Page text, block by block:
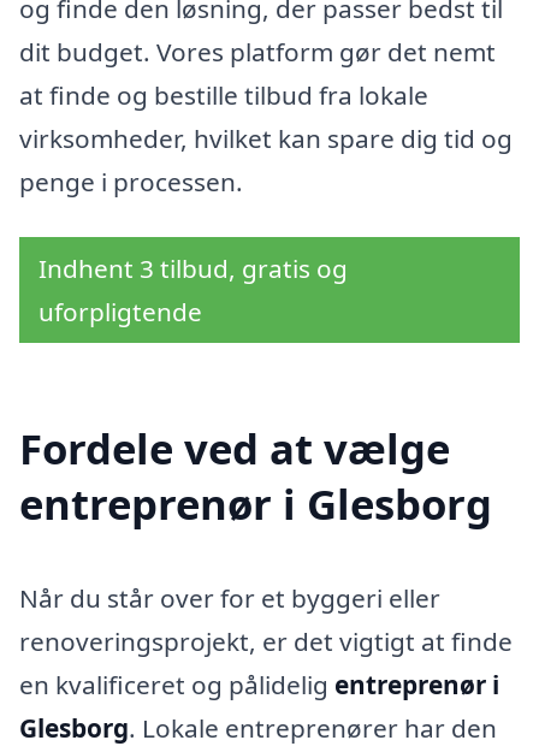
og finde den løsning, der passer bedst til
dit budget. Vores platform gør det nemt
at finde og bestille tilbud fra lokale
virksomheder, hvilket kan spare dig tid og
penge i processen.
Indhent 3 tilbud, gratis og
uforpligtende
Fordele ved at vælge
entreprenør i Glesborg
Når du står over for et byggeri eller
renoveringsprojekt, er det vigtigt at finde
en kvalificeret og pålidelig entreprenør i
Glesborg. Lokale entreprenører har den